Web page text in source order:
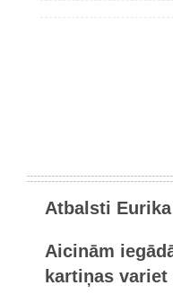
Atbalsti
Aicinām
kartiņas variet